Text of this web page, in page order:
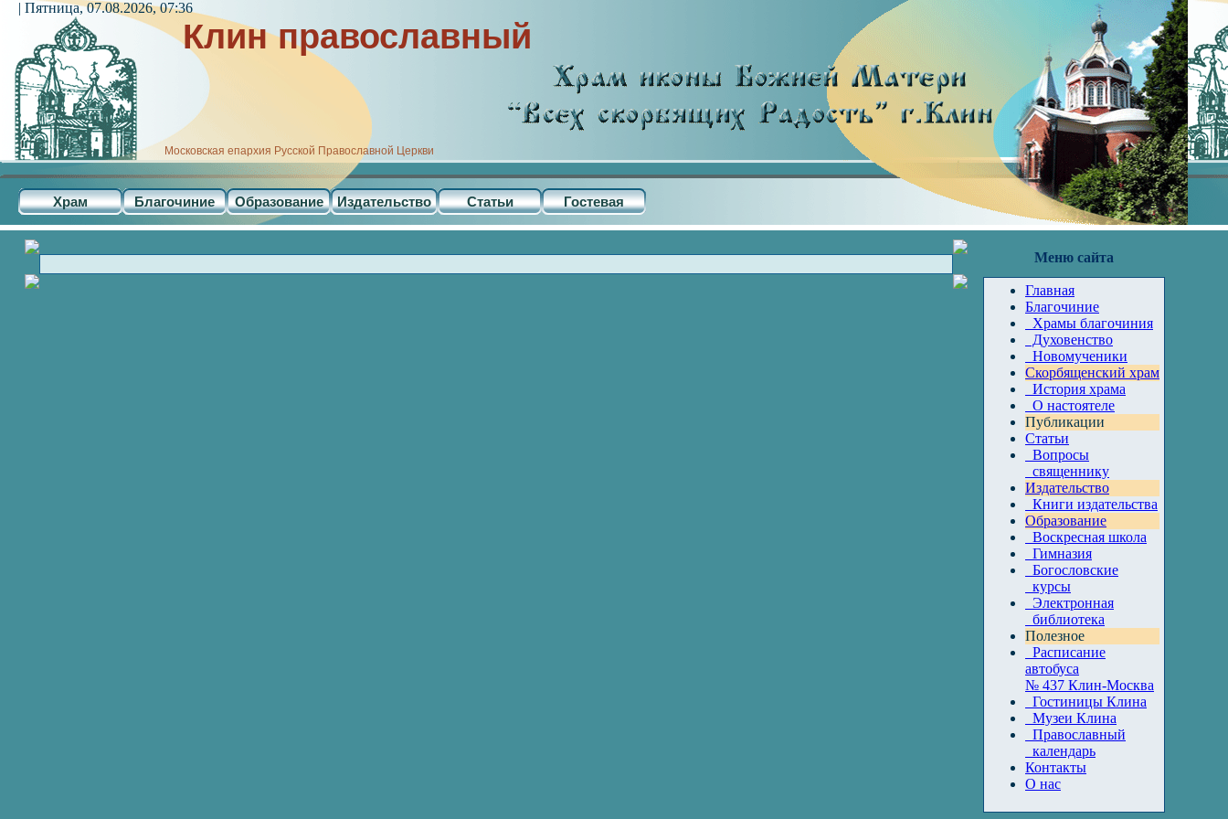
Клин православный
Московская епархия Русской Православной Церкви
Храм Благочиние Образование Издательство Статьи Гостевая
| Пятница, 07.08.2026, 07:36
Меню сайта
Главная
Благочиние
Храмы благочиния
Духовенство
Новомученики
Скорбященский храм
История храма
О настоятеле
Публикации
Статьи
Вопросы
священнику
Издательство
Книги издательства
Образование
Воскресная школа
Гимназия
Богословские
курсы
Электронная
библиотека
Полезное
Расписание
автобуса
№ 437 Клин-Москва
Гостиницы Клина
Музеи Клина
Православный
календарь
Контакты
О нас